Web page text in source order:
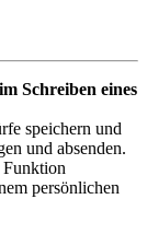
Schreiben eines
speichern und
und absenden.
Funktion
persönlichen